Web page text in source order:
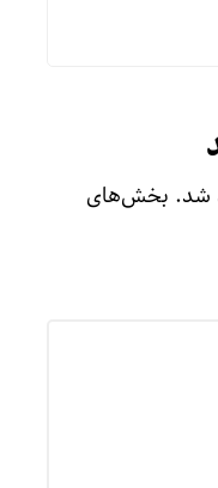
شد. بخش‌های